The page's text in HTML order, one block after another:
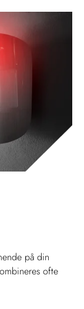
på din
ofte